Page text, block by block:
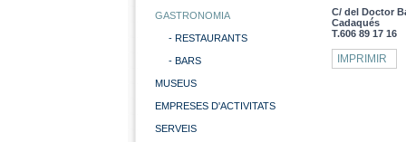
GASTRONOMIA
- RESTAURANTS
- BARS
MUSEUS
EMPRESES D'ACTIVITATS
SERVEIS
C/ del Doctor
Cadaqués
T.606 89 17 16
IMPRIMIR